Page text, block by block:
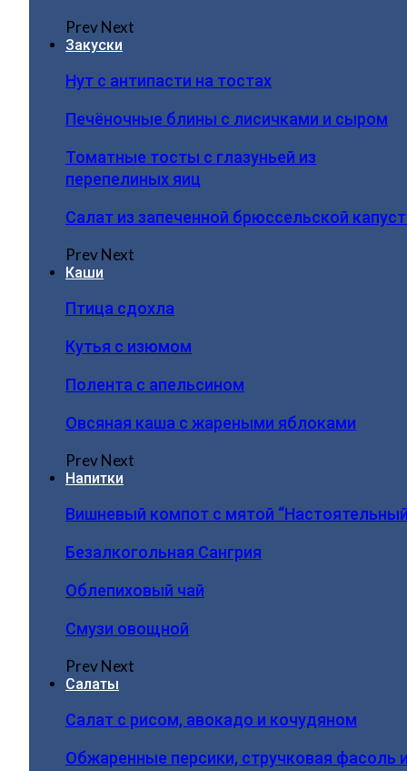
PrevNext
Закуски
Нут с антипасти на тостах
Печёночные блины с лисичками и сыром
Томатные тосты с глазуньей из
перепелиных яиц
Салат из запеченной брюссельской
PrevNext
Каши
Птица сдохла
Кутья с изюмом
Полента с апельсином
Овсяная каша с жареными яблоками
PrevNext
Напитки
Вишневый компот с мятой
Безалкогольная Сангрия
Облепиховый чай
Смузи овощной
PrevNext
Салаты
Салат с рисом, авокадо и кочудяном
Обжаренные персики, стручковая фасоль